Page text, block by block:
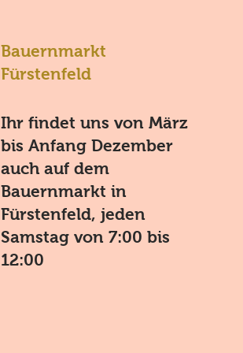
Ihr findet uns von März
bis Anfang Dezember
auch auf dem
Bauernmarkt in
Fürstenfeld, jeden
Samstag von 7:00 bis
12:00
Bauernmarkt
Fürstenfeld